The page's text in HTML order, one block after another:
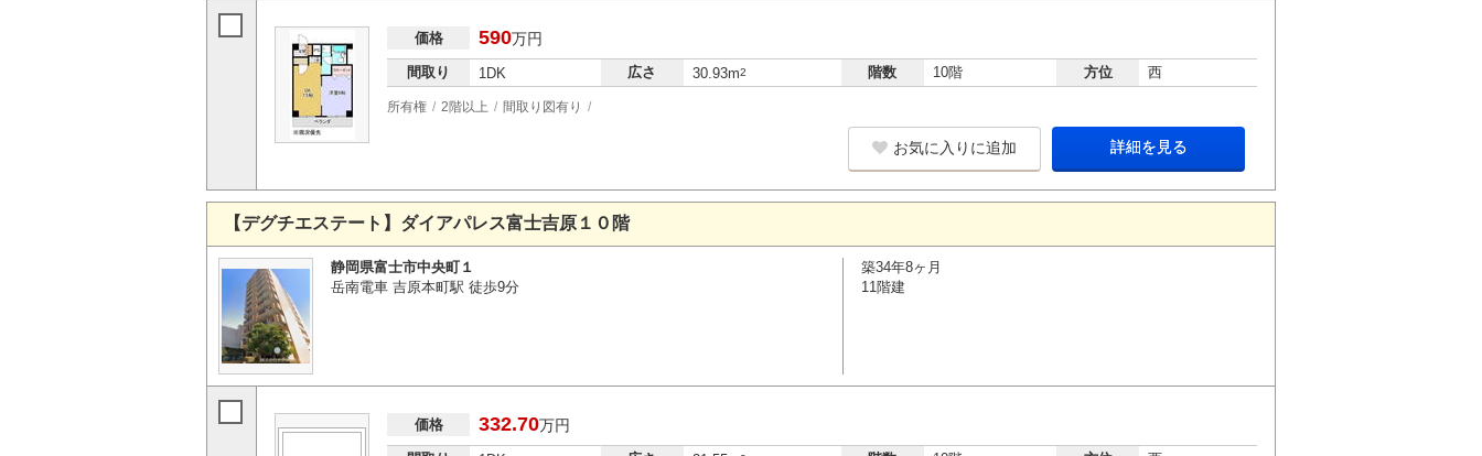
価格 590万円
間取り 1DK 広さ 30.93m2 階数 10階 方位 西
所有権 2階以上 間取り図有り
お気に入りに追加 詳細を見る
【デグチエステート】ダイアパレス富士吉原１０階
静岡県富士市中央町１
岳南電車 吉原本町駅 徒歩9分
築34年8ヶ月
11階建
価格 332.70万円